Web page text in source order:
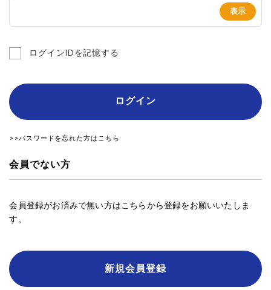
ログインIDを記憶する
ログイン
>>パスワードを忘れた方はこちら
会員でない方
会員登録がお済みで無い方はこちらから登録をお願いいたしま
す。
新規会員登録